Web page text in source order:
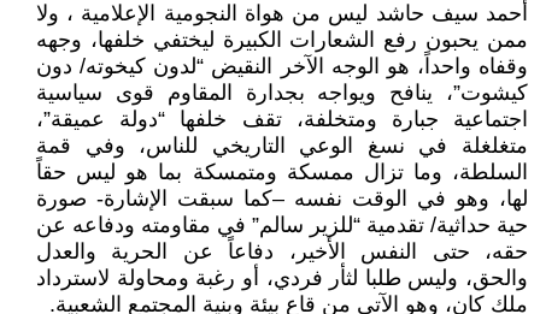
أحمد سيف حاشد ليس من هواة النجومية الإعلامية ، ولا
ممن يحبون رفع الشعارات الكبيرة ليختفي خلفها، وجهه
وقفاه واحداً، هو الوجه الآخر النقيض “لدون كيخوته/ دون
كيشوت”، ينافح ويواجه بجدارة المقاوم قوى سياسية
اجتماعية جبارة ومتخلفة، تقف خلفها “دولة عميقة”،
متغلغلة في نسغ الوعي التاريخي للناس، وفي قمة
السلطة، وما تزال ممسكة ومتمسكة بما هو ليس حقاً
لها، وهو في الوقت نفسه –كما سبقت الإشارة- صورة
حية حداثية/ تقدمية “للزير سالم” في مقاومته ودفاعه عن
حقه، حتى النفس الأخير، دفاعاً عن الحرية والعدل
والحق، وليس طلبا لثأر فردي، أو رغبة ومحاولة لاسترداد
ملك كان، وهو الآتي من قاع بيئة وبنية المجتمع الشعبية.